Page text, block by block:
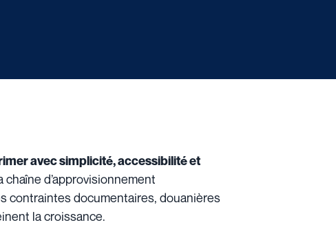
avec simplicité, accessibilité et
chaîne d’approvisionnement
contraintes documentaires, douanières
la croissance.